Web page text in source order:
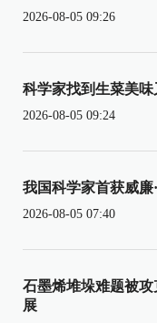
2026-08-05 09:26
科学家找到生菜美
2026-08-05 09:24
我国科学家首获威廉
2026-08-05 07:40
石墨烯堆垛难题被
展